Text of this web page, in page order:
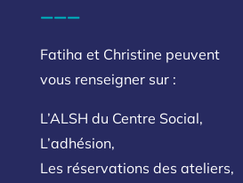
___
Fatiha et Christine peuvent
vous renseigner sur :
L’ALSH du Centre Social,
L’adhésion,
Les réservations des ateliers,